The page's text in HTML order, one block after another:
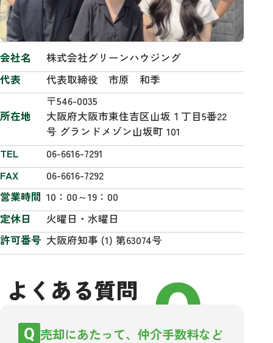
会社名
株式会社グリーンハウジング
代表
代表取締役 市原 和季
所在地
〒546-0035
大阪府大阪市東住吉区山坂１丁目5番22
号 グランドメゾン山坂町 101
TEL
06-6616-7291
FAX
06-6616-7292
営業時間 10：00～19：00
定休日
火曜日・水曜日
許可番号 大阪府知事 (1) 第63074号
よくある質問
FAQ
売却にあたって、仲介手数料など